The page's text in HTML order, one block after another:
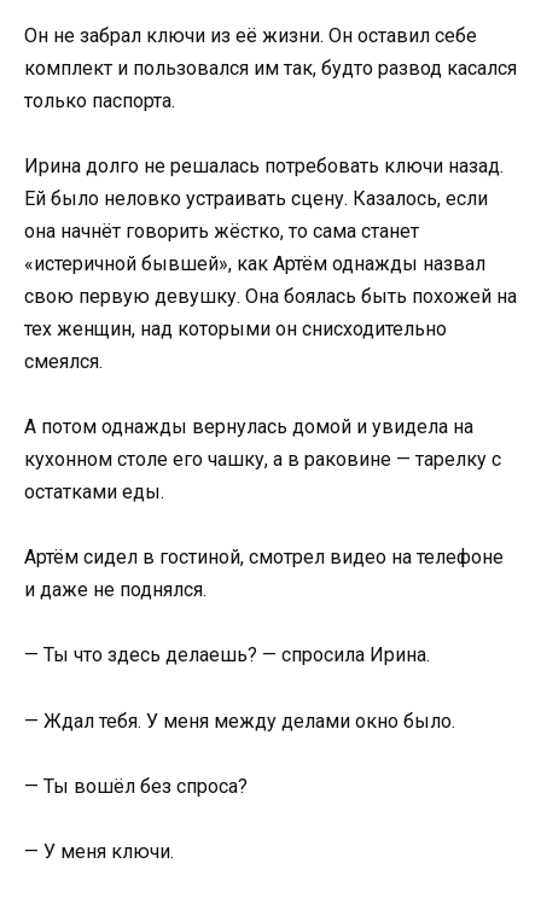
Он не забрал ключи из её жизни. Он оставил себе
комплект и пользовался им так, будто развод касался
только паспорта.
Ирина долго не решалась потребовать ключи назад.
Ей было неловко устраивать сцену. Казалось, если
она начнёт говорить жёстко, то сама станет
«истеричной бывшей», как Артём однажды назвал
свою первую девушку. Она боялась быть похожей на
тех женщин, над которыми он снисходительно
смеялся.
А потом однажды вернулась домой и увидела на
кухонном столе его чашку, а в раковине — тарелку с
остатками еды.
Артём сидел в гостиной, смотрел видео на телефоне
и даже не поднялся.
— Ты что здесь делаешь? — спросила Ирина.
— Ждал тебя. У меня между делами окно было.
— Ты вошёл без спроса?
— У меня ключи.